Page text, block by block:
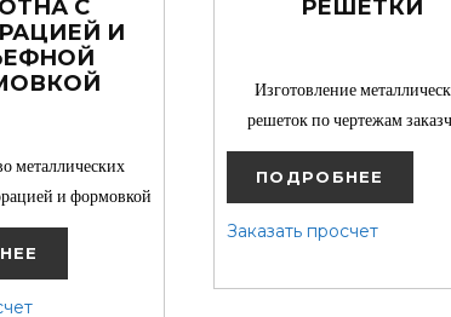
С
И
металлических
и формовкой
РЕШЕТКИ
Изготовление
решеток по чертежам
ПОДРОБНЕЕ
Заказать просчет